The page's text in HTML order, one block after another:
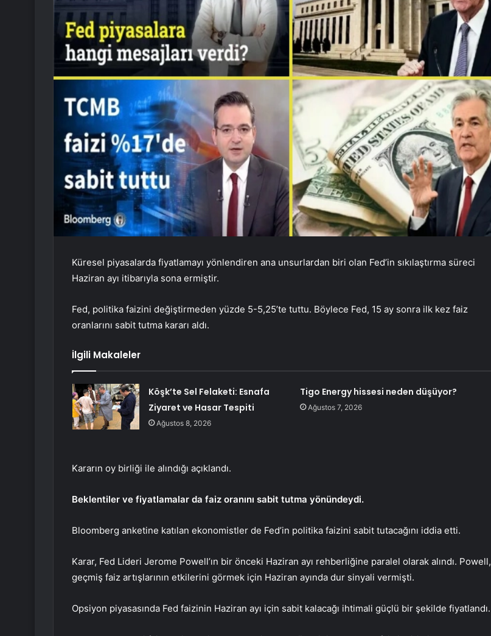
Küresel piyasalarda fiyatlamayı yönlendiren ana unsurlardan biri olan Fed’in sıkılaştırma süreci
Haziran ayı itibarıyla sona ermiştir.
Fed, politika faizini değiştirmeden yüzde 5-5,25’te tuttu. Böylece Fed, 15 ay sonra ilk kez faiz
oranlarını sabit tutma kararı aldı.
İlgili Makaleler
Köşk’te Sel Felaketi: Esnafa
Ziyaret ve Hasar Tespiti
Ağustos 8, 2026
Tigo Energy hissesi neden düşüyor?
Ağustos 7, 2026
Kararın oy birliği ile alındığı açıklandı.
Beklentiler ve fiyatlamalar da faiz oranını sabit tutma yönündeydi.
Bloomberg anketine katılan ekonomistler de Fed’in politika faizini sabit tutacağını iddia etti.
Karar, Fed Lideri Jerome Powell’ın bir önceki Haziran ayı rehberliğine paralel olarak alındı. Powell,
geçmiş faiz artışlarının etkilerini görmek için Haziran ayında dur sinyali vermişti.
Opsiyon piyasasında Fed faizinin Haziran ayı için sabit kalacağı ihtimali güçlü bir şekilde fiyatlandı.